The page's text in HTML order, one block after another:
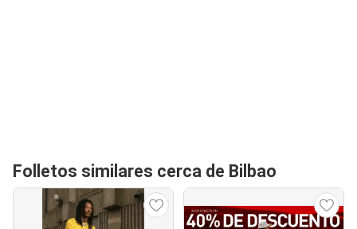
Folletos similares cerca de Bilbao